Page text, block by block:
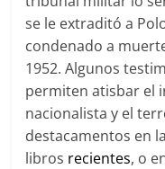
se le extraditó a
condenado a
1952. Algunos
permiten atisbar el
nacionalista y el
destacamentos en
libros recientes, o